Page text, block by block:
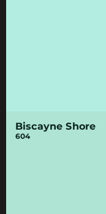
Biscayne Shore
604